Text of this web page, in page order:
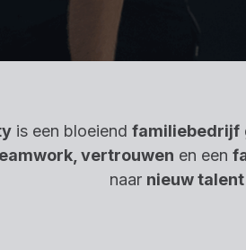
is een bloeiend familiebedrijf
vertrouwen en een
naar nieuw talent